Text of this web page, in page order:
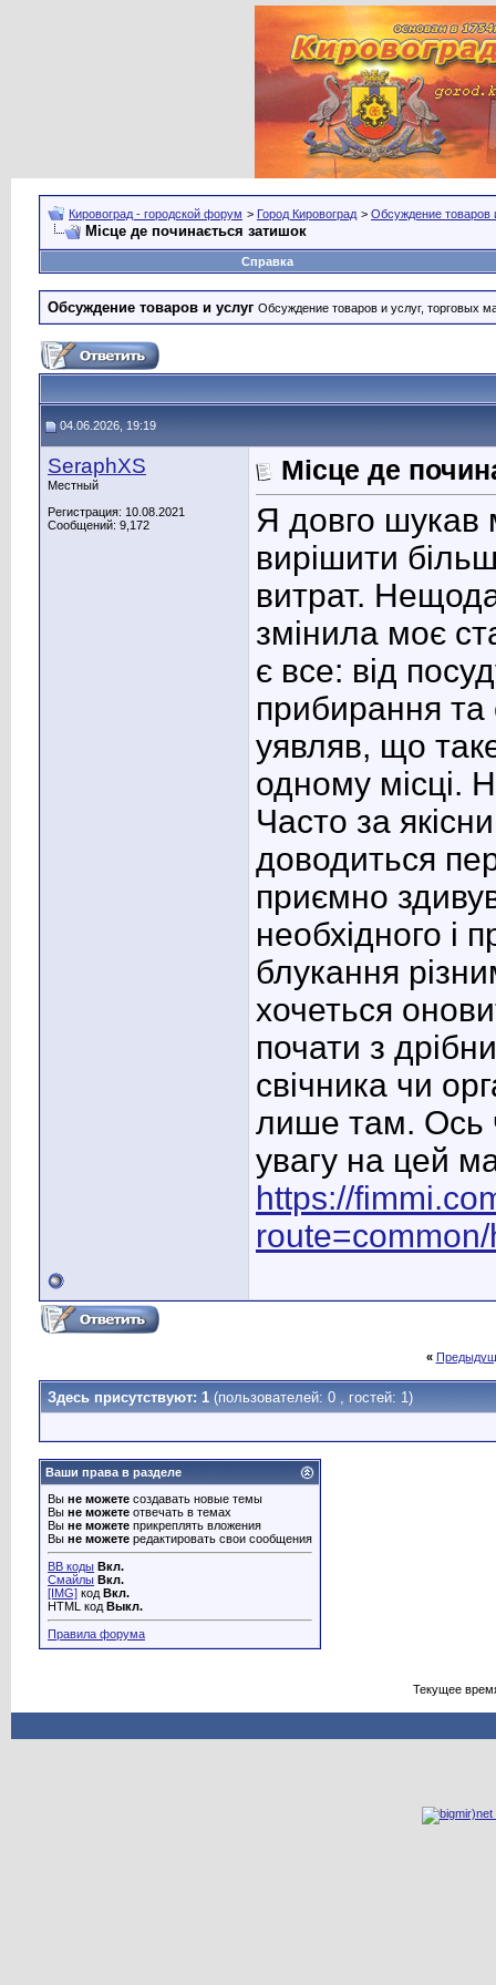
Кировоград - городской форум > Город Кировоград > Обсуждение товаров
Місце де починається затишок
Справка
Обсуждение товаров и услуг Обсуждение товаров и услуг, торговых
04.06.2026, 19:19
SeraphXS
Местный
Регистрация: 10.08.2021
Сообщений: 9,172
Місце де
Я довго шукав
вирішити
витрат.
змінила моє
є все: від
прибирання та
уявляв, що
одному місці.
Часто за
доводиться
приємно
необхідного і
блукання
хочеться
почати з
свічника чи
лише там. Ось
увагу на цей
https://
«
Здесь присутствуют: 1 (пользователей: 0 , гостей: 1)
Ваши права в разделе
Вы не можете создавать новые темы
Вы не можете отвечать в темах
Вы не можете прикреплять вложения
Вы не можете редактировать свои сообщения
BB коды Вкл.
Смайлы Вкл.
[IMG] код Вкл.
HTML код Выкл.
Правила форума
Текущее